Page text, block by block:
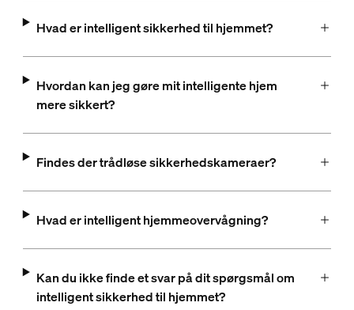
Hvad er intelligent sikkerhed til hjemmet?
Hvordan kan jeg gøre mit intelligente hjem
mere sikkert?
Findes der trådløse sikkerhedskameraer?
Hvad er intelligent hjemmeovervågning?
Kan du ikke finde et svar på dit spørgsmål om
intelligent sikkerhed til hjemmet?